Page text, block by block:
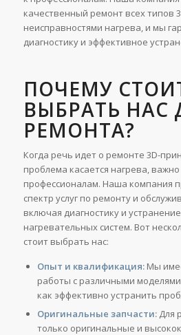
качественный ремонт всех типов
неисправностями нагрева, и мы
диагностику и эффективное
ПОЧЕМУ
ВЫБРАТЬ НАС
РЕМОНТА?
Когда речь идет о ремонте 3D-
проблема касается нагрева,
профессионалам. Наша компания
спектр услуг по ремонту и
включая диагностику и
нагревательных систем. Вот
стоит выбрать нас:
Опыт и квалификация:Мы
работы с различными
как эффективно устранить
Оригинальные запчасти:Для
только оригинальные и